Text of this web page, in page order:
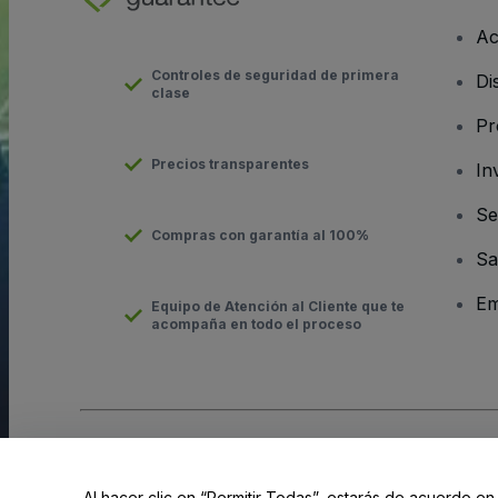
Controles de seguridad de primera
clase
Precios transparentes
Compras con garantía al 100%
Equipo de Atención al Cliente que te
acompaña en todo el proceso